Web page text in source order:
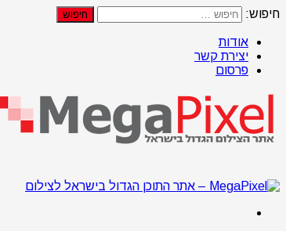
חיפוש:
אודות
יצירת קשר
פרסום